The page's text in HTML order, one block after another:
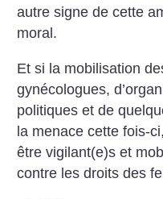
autre signe de cette
moral.
Et si la mobilisation
gynécologues,
politiques et de
la menace cette fois-
être vigilant(e)s et
contre les droits des